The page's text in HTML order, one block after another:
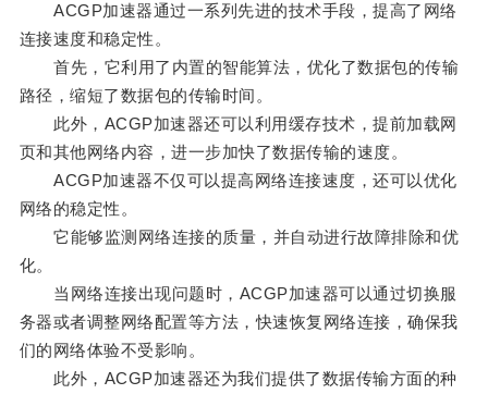
ACGP加速器通过一系列先进的技术手段，提高了网络
连接速度和稳定性。
首先，它利用了内置的智能算法，优化了数据包的传输
路径，缩短了数据包的传输时间。
此外，ACGP加速器还可以利用缓存技术，提前加载网
页和其他网络内容，进一步加快了数据传输的速度。
ACGP加速器不仅可以提高网络连接速度，还可以优化
网络的稳定性。
它能够监测网络连接的质量，并自动进行故障排除和优
化。
当网络连接出现问题时，ACGP加速器可以通过切换服
务器或者调整网络配置等方法，快速恢复网络连接，确保我
们的网络体验不受影响。
此外，ACGP加速器还为我们提供了数据传输方面的种